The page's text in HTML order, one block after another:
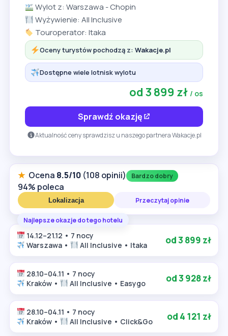
Wylot z: Warszawa - Chopin
Wyżywienie: All Inclusive
Touroperator: Itaka
Oceny turystów pochodzą z:Wakacje.pl
Dostępne wiele lotnisk wylotu
od 3 899 zł / os
Sprawdź okazję
Aktualność ceny sprawdzisz u naszego partnera Wakacje.pl
★ Ocena 8.5/10 (108 opinii) Bardzo dobry
94% poleca
Lokalizacja Przeczytaj opinie
Najlepsze okazje do tego hotelu
14.12–21.12 • 7 nocy
Warszawa •
All Inclusive • Itaka od 3 899 zł
28.10–04.11 • 7 nocy
Kraków •
All Inclusive • Easygo od 3 928 zł
28.10–04.11 • 7 nocy
Kraków •
All Inclusive • Click&Go od 4 121 zł